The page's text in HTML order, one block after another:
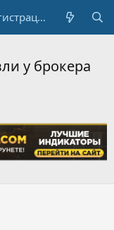
Регистрация
у брокера